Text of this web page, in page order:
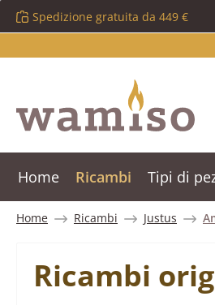
al contenuto principale
Salta alla ricerca
Passa alla navigazione
Spedizione gratuita da 449 €
Home Ricambi Tipi di
Home Ricambi Justus
Ricambi